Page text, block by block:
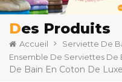
Des Produits
Accueil
Serviette De
Ensemble De Serviettes De
De Bain En Coton De